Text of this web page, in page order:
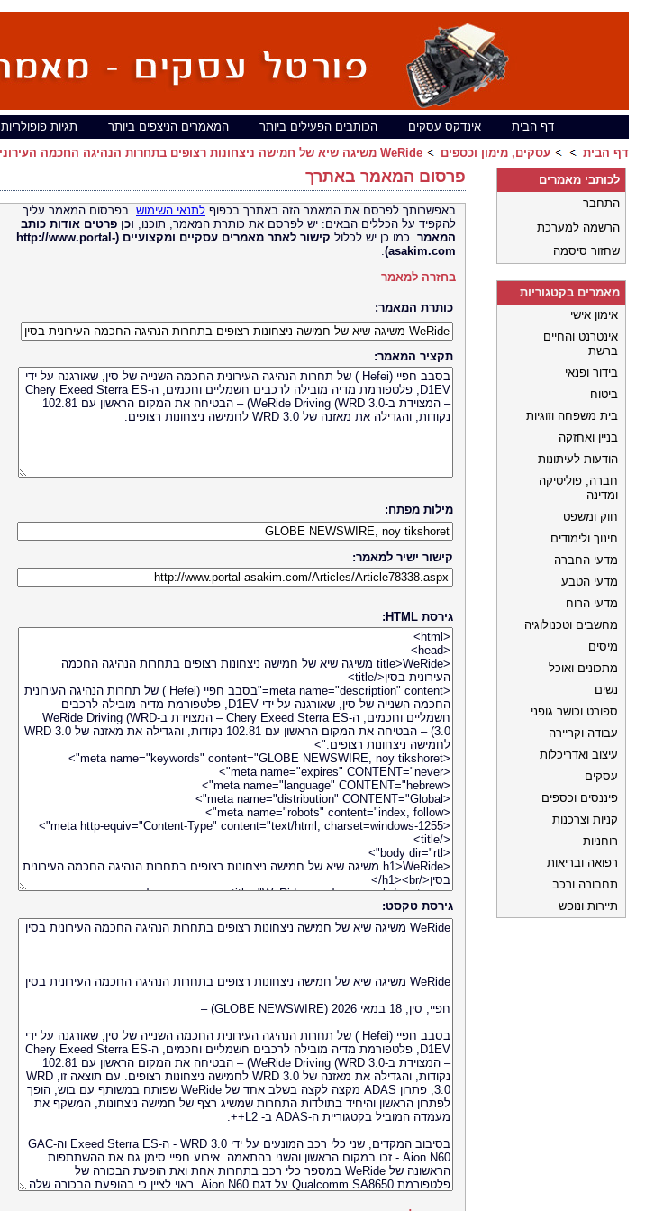
דף הבית אינדקס עסקים הכותבים הפעילים ביותר המאמרים הניצפים ביותר תגיות פופולריות
דף הבית
עסקים, מימון וכספים WeRide משיגה שיא של חמישה ניצחונות רצופים בתחרות הנהיגה החכמה העירונית בסין
פרסום המאמר באתרך
באפשרותך לפרסם את המאמר הזה באתרך בכפוף לתנאי השימוש .בפרסום המאמר עליך
להקפיד על הכללים הבאים: יש לפרסם את כותרת המאמר, תוכנו, וכן פרטים אודות כותב
המאמר. כמו כן יש לכלול קישור לאתר
מאמרים עסקיים ומקצועיים (http://www.portal-
asakim.com)
.
בחזרה למאמר
כותרת המאמר:
תקציר המאמר:
מילות מפתח:
קישור ישיר למאמר:
גירסת HTML:
גירסת טקסט:
לכותבי מאמרים
התחבר
הרשמה למערכת
שחזור סיסמה
מאמרים בקטגוריות
אימון אישי
אינטרנט והחיים
ברשת
בידור ופנאי
ביטוח
בית משפחה וזוגיות
בניין ואחזקה
הודעות לעיתונות
חברה, פוליטיקה
ומדינה
חוק ומשפט
חינוך ולימודים
מדעי החברה
מדעי הטבע
מדעי הרוח
מחשבים וטכנולוגיה
מיסים
מתכונים ואוכל
נשים
ספורט וכושר גופני
עבודה וקריירה
עיצוב ואדריכלות
עסקים
פיננסים וכספים
קניות וצרכנות
רוחניות
רפואה ובריאות
תחבורה ורכב
תיירות ונופש